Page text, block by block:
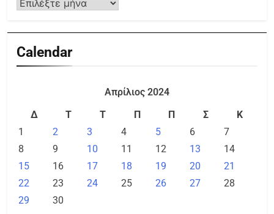
Calendar
Απρίλιος 2024
Δ
Τ Τ Π Π Σ
Κ
1
2 3 4 5 6
7
8
9 10 11 12 13
14
15
16 17 18 19 20
21
22
23 24 25 26 27
28
29
30